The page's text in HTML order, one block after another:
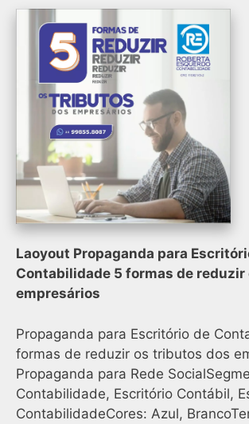
Laoyout Propaganda para
Contabilidade 5 formas de
empresários
Propaganda para Escritório de
formas de reduzir os tributos dos
Propaganda para Rede
Contabilidade, Escritório Contábil,
ContabilidadeCores: Azul,